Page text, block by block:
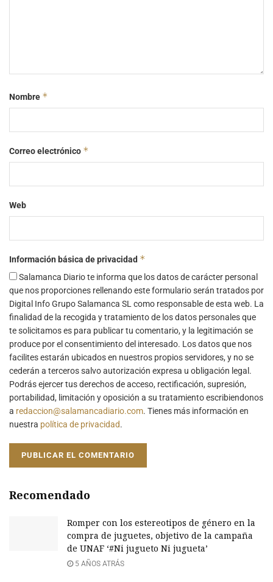
Nombre *
Correo electrónico *
Web
Información básica de privacidad *
Salamanca Diario te informa que los datos de carácter personal
que nos proporciones rellenando este formulario serán tratados por
Digital Info Grupo Salamanca SL como responsable de esta web. La
finalidad de la recogida y tratamiento de los datos personales que
te solicitamos es para publicar tu comentario, y la legitimación se
produce por el consentimiento del interesado. Los datos que nos
facilites estarán ubicados en nuestros propios servidores, y no se
cederán a terceros salvo autorización expresa u obligación legal.
Podrás ejercer tus derechos de acceso, rectificación, supresión,
portabilidad, limitación y oposición a su tratamiento escribiendonos
a redaccion@salamancadiario.com. Tienes más información en
nuestra política de privacidad.
Recomendado
Romper con los estereotipos de género en la
compra de juguetes, objetivo de la campaña
de UNAF ‘#Ni jugueto Ni jugueta’
5 AÑOS ATRÁS